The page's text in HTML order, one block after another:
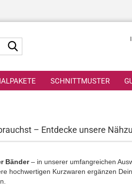
SCHNITTMUSTER
– Entdecke unsere
Bänder– in unserer umfangreichen
hochwertigen Kurzwaren ergänzen